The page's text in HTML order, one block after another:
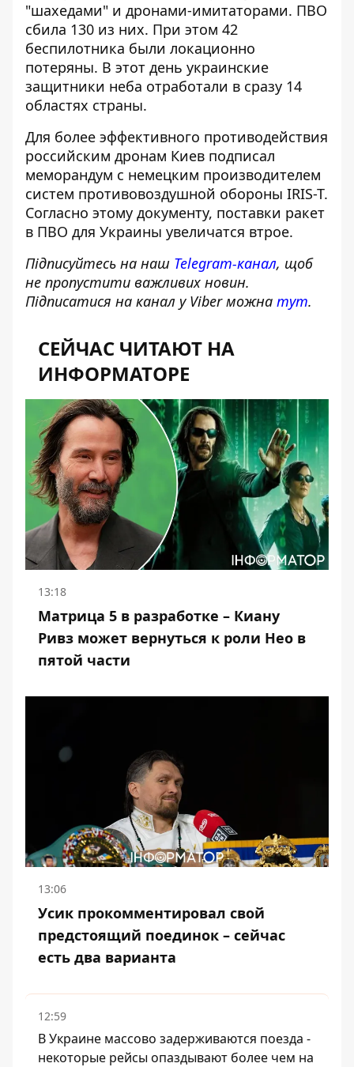
"шахедами" и дронами-имитаторами. ПВО
сбила 130 из них. При этом 42
беспилотника были локационно
потеряны. В этот день украинские
защитники неба отработали в сразу 14
областях страны.
Для более эффективного противодействия
российским дронам Киев подписал
меморандум с немецким производителем
систем противовоздушной обороны IRIS-T.
Согласно этому документу, поставки ракет
в ПВО для Украины увеличатся втрое.
Підписуйтесь на наш Telegram-канал, щоб
не пропустити важливих новин.
Підписатися на канал у Viber можна тут.
СЕЙЧАС ЧИТАЮТ НА
ИНФОРМАТОРЕ
13:18
Матрица 5 в разработке – Киану
Ривз может вернуться к роли Нео в
пятой части
13:06
Усик прокомментировал свой
предстоящий поединок – сейчас
есть два варианта
12:59
В Украине массово задерживаются поезда -
некоторые рейсы опаздывают более чем на